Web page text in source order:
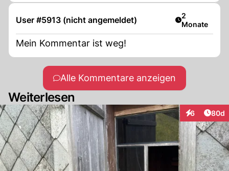
User #5913 (nicht angemeldet) Artikel
2
Monate
Mein Kommentar ist weg!
Alle Kommentare anzeigen
Weiterlesen
6
Interaktionen
80d